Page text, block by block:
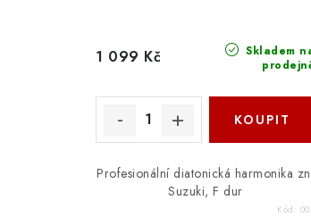
Skladem
1 099 Kč
Profesionální diatonická harmonika
Suzuki, F dur
Kód: